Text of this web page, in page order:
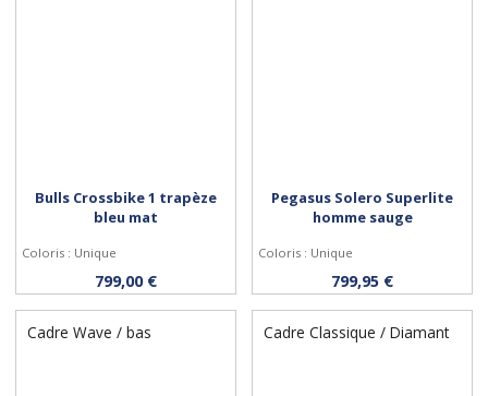
Personnaliser
Bulls Crossbike 1 trapèze
bleu mat
Coloris : Unique
799,00 € Personnaliser
Pegasus Solero Superlite
homme sauge
Coloris : Unique
799,95 €
Cadre Wave / bas Cadre Classique / Diamant